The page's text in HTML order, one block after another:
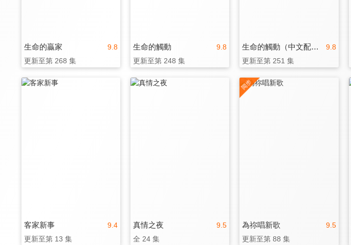
9.8
生命的贏家
更新至第 268 集
9.8
生命的觸動
更新至第 248 集
9.8
生命的觸動（中文配音）
更新至第 251 集
9.4
客家新事
更新至第 13 集
9.5
真情之夜
全 24 集
9.5
為祢唱新歌
更新至第 88 集